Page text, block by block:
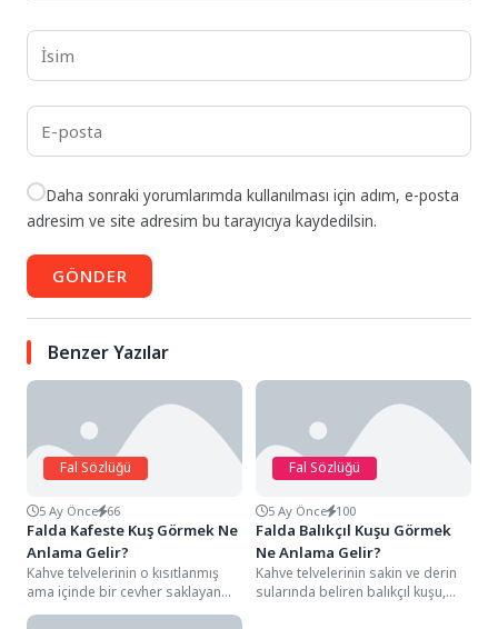
Daha sonraki yorumlarımda kullanılması için adım, e-posta
adresim ve site adresim bu tarayıcıya kaydedilsin.
GÖNDER
Benzer Yazılar
Fal Sözlüğü
5 Ay Önce 66
Falda Kafeste Kuş Görmek Ne
Anlama Gelir?
Kahve telvelerinin o kısıtlanmış
ama içinde bir cevher saklayan
belirgin hatları arasında kafeste
Fal Sözlüğü
5 Ay Önce 100
Falda Balıkçıl Kuşu Görmek
Ne Anlama Gelir?
Kahve telvelerinin sakin ve derin
sularında beliren balıkçıl kuşu,